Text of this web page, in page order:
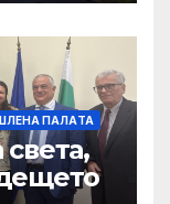
ПАЛAТА